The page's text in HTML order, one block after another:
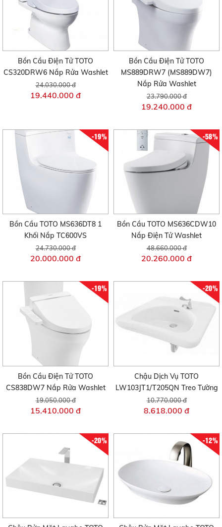
Bồn Cầu Điện Tử TOTO
CS320DRW6 Nắp Rửa Washlet
24.030.000 đ
19.440.000 đ
Bồn Cầu Điện Tử TOTO
MS889DRW7 (MS889DW7)
Nắp Rửa Washlet
23.790.000 đ
19.240.000 đ
-19%
Bồn Cầu TOTO MS636DT8 1
Khối Nắp TC600VS
24.730.000 đ
20.000.000 đ
-58%
Bồn Cầu TOTO MS636CDW10
Nắp Điện Tử Washlet
48.660.000 đ
20.260.000 đ
-19%
Bồn Cầu Điện Tử TOTO
CS838DW7 Nắp Rửa Washlet
19.050.000 đ
15.410.000 đ
-20%
Chậu Dịch Vụ TOTO
LW103JT1/T205QN Treo Tường
10.770.000 đ
8.618.000 đ
-20% -12%